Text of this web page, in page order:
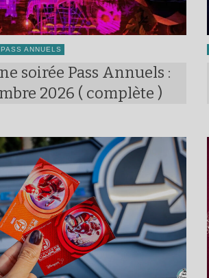
PASS ANNUELS
soirée Pass Annuels :
2026 ( complète )